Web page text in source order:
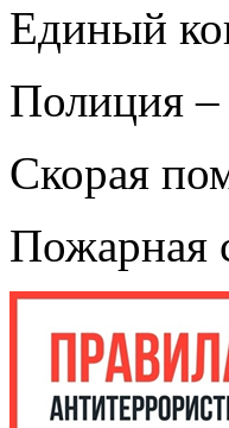
Единый
Полиция –
Скорая
Пожарная